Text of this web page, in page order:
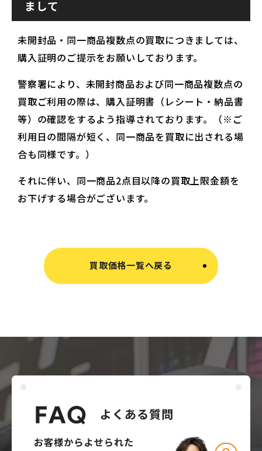
まして
未開封品・同一商品複数点の買取につきましては、
購入証明のご提示をお願いしております。
警察署により、未開封商品および同一商品複数点の
買取ご利用の際は、購入証明書（レシート・納品書
等）の確認をするよう指導されております。（※ご
利用日の間隔が短く、同一商品を買取に出される場
合も同様です。）
それに伴い、同一商品2点目以降の買取上限金額を
お下げする場合がございます。
買取価格一覧へ戻る